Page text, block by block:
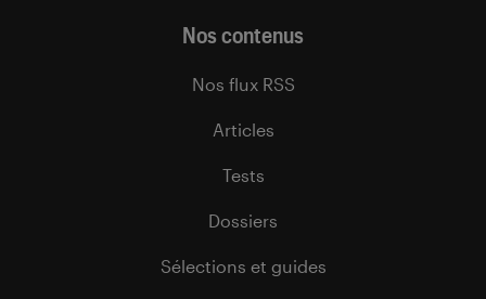
Nos contenus
Nos flux RSS
Articles
Tests
Dossiers
Sélections et guides